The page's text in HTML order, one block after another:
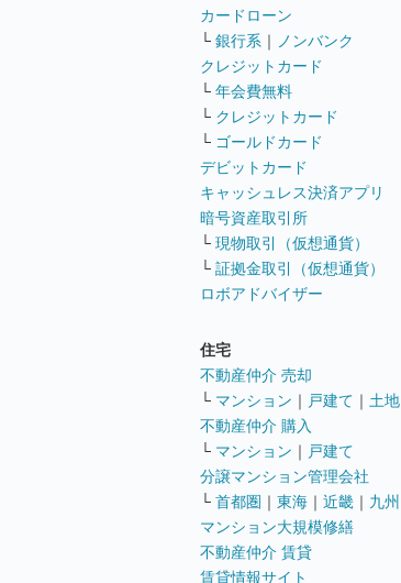
カードローン
└ 銀行系 ｜
ノンバンク
クレジットカード
└ 年会費無料
└ クレジットカード
└ ゴールドカード
デビットカード
キャッシュレス決済アプリ
暗号資産取引所
└ 現物取引（仮想通貨）
└ 証拠金取引（仮想通貨）
ロボアドバイザー
住宅
不動産仲介 売却
└ マンション ｜ 戸建て ｜ 土地
不動産仲介 購入
└ マンション ｜ 戸建て
分譲マンション管理会社
└ 首都圏 ｜ 東海 ｜ 近畿 ｜ 九州
マンション大規模修繕
不動産仲介 賃貸
賃貸情報サイト